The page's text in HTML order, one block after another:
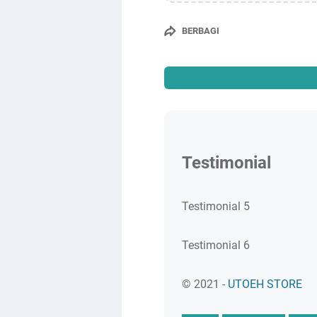
BERBAGI
Testimonial
Testimonial 5
Testimonial 6
© 2021 - UTOEH STORE